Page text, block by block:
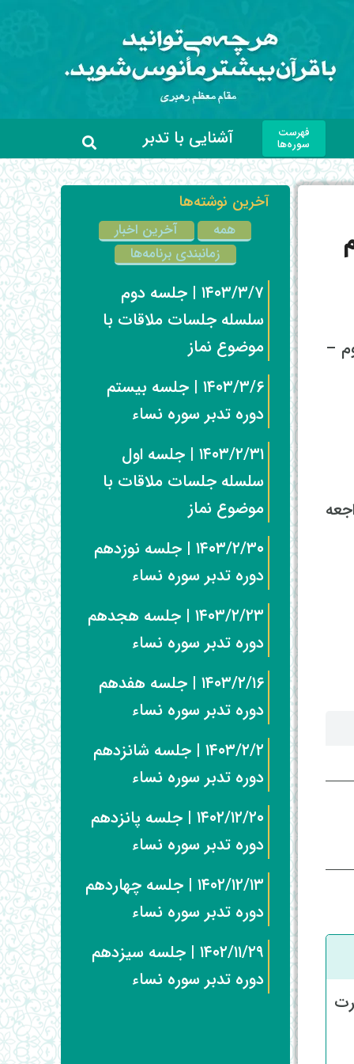
فهرست
سوره‌ها آشنایی با تدبر
۴۳ – طبقه دوم –
آخرین نوشته‌ها
همه
آخرین اخبار
زمانبندی برنامه‌ها
۱۴۰۳/۳/۷ | جلسه دوم
سلسله جلسات ملاقات با
موضوع نماز
۱۴۰۳/۳/۶ | جلسه بیستم
دوره تدبر سوره نساء
۱۴۰۳/۲/۳۱ | جلسه اول
سلسله جلسات ملاقات با
موضوع نماز
۱۴۰۳/۲/۳۰ | جلسه نوزدهم
دوره تدبر سوره نساء
۱۴۰۳/۲/۲۳ | جلسه هجدهم
دوره تدبر سوره نساء
۱۴۰۳/۲/۱۶ | جلسه هفدهم
دوره تدبر سوره نساء
۱۴۰۳/۲/۲ | جلسه شانزدهم
دوره تدبر سوره نساء
۱۴۰۲/۱۲/۲۰ | جلسه پانزدهم
دوره تدبر سوره نساء
۱۴۰۲/۱۲/۱۳ | جلسه چهاردهم
دوره تدبر سوره نساء
۱۴۰۲/۱۱/۲۹ | جلسه سیزدهم
دوره تدبر سوره نساء